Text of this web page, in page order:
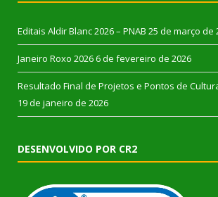
Editais Aldir Blanc 2026 – PNAB 25 de março de
Janeiro Roxo 2026 6 de fevereiro de 2026
Resultado Final de Projetos e Pontos de
19 de janeiro de 2026
DESENVOLVIDO POR CR2